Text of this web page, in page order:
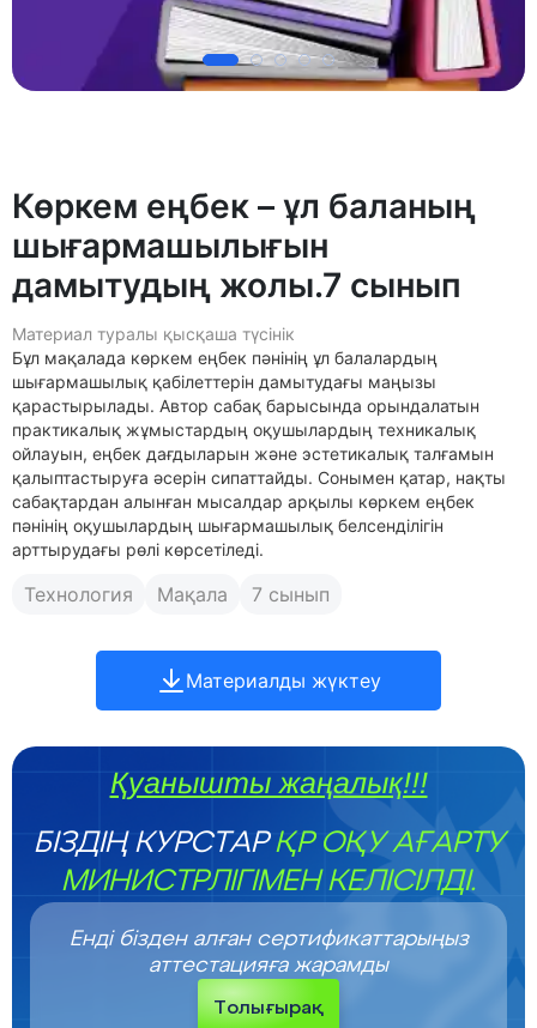
Көркем еңбек – ұл баланың
шығармашылығын
дамытудың жолы.7 сынып
Материал туралы қысқаша түсінік
Бұл мақалада көркем еңбек пәнінің ұл балалардың
шығармашылық қабілеттерін дамытудағы маңызы
қарастырылады. Автор сабақ барысында орындалатын
практикалық жұмыстардың оқушылардың техникалық
ойлауын, еңбек дағдыларын және эстетикалық талғамын
қалыптастыруға әсерін сипаттайды. Сонымен қатар, нақты
сабақтардан алынған мысалдар арқылы көркем еңбек
пәнінің оқушылардың шығармашылық белсенділігін
арттырудағы рөлі көрсетіледі.
Технология Мақала 7 сынып
Материалды жүктеу
Қуанышты жаңалық!!!
БІЗДІҢ КУРСТАРҚР ОҚУ АҒАРТУ
МИНИСТРЛІГІМЕН КЕЛІСІЛДІ.
Енді бізден алған сертификаттарыңыз
аттестацияға жарамды
Толығырақ